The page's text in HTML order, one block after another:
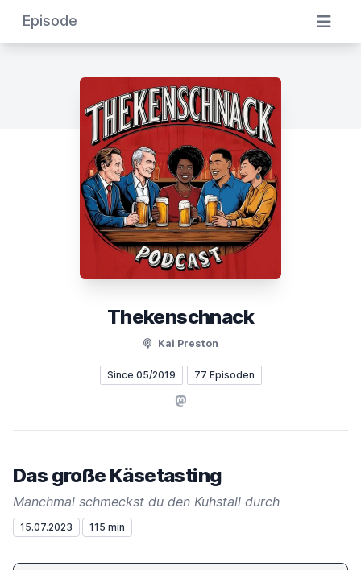
Episode
Thekenschnack
Kai Preston
Since 05/2019 77 Episoden
Mastodon
Das große Käsetasting
Manchmal schmeckst du den Kuhstall durch
15.07.2023 115 min